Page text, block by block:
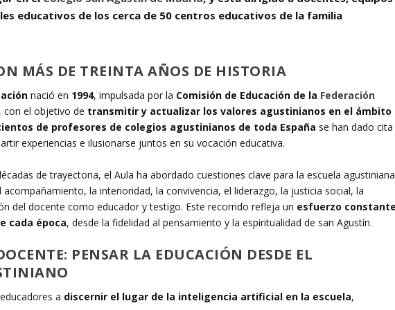
educativos de los cerca de 50 centros educativos de la familia
MÁS DE TREINTA AÑOS DE HISTORIA
nació en 1994, impulsada por la Comisión de Educación de la Federación
, con el objetivo de transmitir y actualizar los valores agustinianos en el ámbito
de profesores de colegios agustinianos de toda España se han dado cita
experiencias e ilusionarse juntos en su vocación educativa.
de trayectoria, el Aula ha abordado cuestiones clave para la escuela
la interioridad, la convivencia, el liderazgo, la justicia social, la
del docente como educador y testigo. Este recorrido refleja un esfuerzo
cada época, desde la fidelidad al pensamiento y la espiritualidad de san Agustín.
PENSAR LA EDUCACIÓN DESDE EL
a discernir el lugar de la inteligencia artificial en la escuela,